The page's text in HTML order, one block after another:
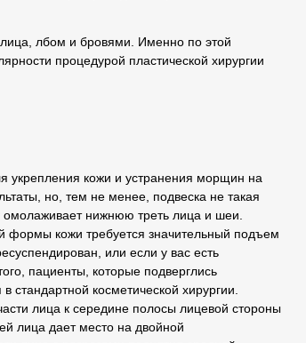
лбом и бровями. Именно по этой
процедурой пластической хирургии
укрепления кожи и устранения морщин на
но, тем не менее, подвеска не такая
омолаживает нижнюю треть лица и шеи.
формы кожи требуется значительный подъем
или если у вас есть
пациенты, которые подверглись
стандартной косметической хирургии.
лица к середине полосы лицевой стороны
лица дает место на двойной